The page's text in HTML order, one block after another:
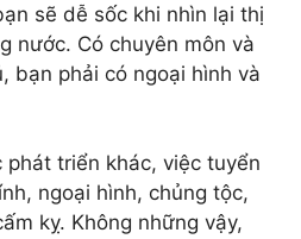
sẽ dễ sốc khi nhìn lại thị
nước. Có chuyên môn và
bạn phải có ngoại hình và
phát triển khác, việc tuyển
ngoại hình, chủng tộc,
kỵ. Không những vậy,